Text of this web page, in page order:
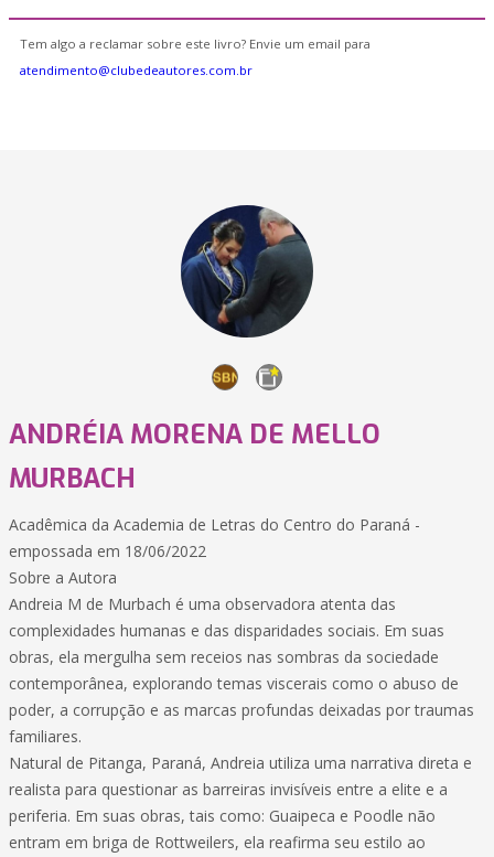
Tem algo a reclamar sobre este livro? Envie um email para
atendimento@clubedeautores.com.br
ANDRÉIA MORENA DE MELLO
MURBACH
Acadêmica da Academia de Letras do Centro do Paraná -
empossada em 18/06/2022
Sobre a Autora
Andreia M de Murbach é uma observadora atenta das
complexidades humanas e das disparidades sociais. Em suas
obras, ela mergulha sem receios nas sombras da sociedade
contemporânea, explorando temas viscerais como o abuso de
poder, a corrupção e as marcas profundas deixadas por traumas
familiares.
Natural de Pitanga, Paraná, Andreia utiliza uma narrativa direta e
realista para questionar as barreiras invisíveis entre a elite e a
periferia. Em suas obras, tais como: Guaipeca e Poodle não
entram em briga de Rottweilers, ela reafirma seu estilo ao